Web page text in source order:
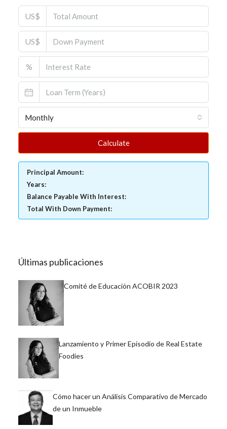
US$
US$
%
Monthly
Calculate
Principal Amount:
Years:
Balance Payable With Interest:
Total With Down Payment:
Últimas publicaciones
Comité de Educación ACOBIR 2023
Lanzamiento y Primer Episodio de Real Estate
Foodies
Cómo hacer un Análisis Comparativo de Mercado
de un Inmueble